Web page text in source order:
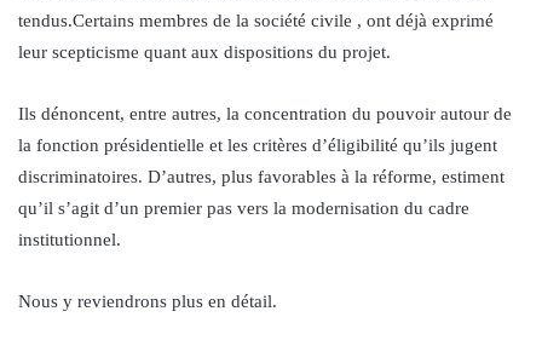
tendus.Certains membres de la société civile , ont déjà exprimé
leur scepticisme quant aux dispositions du projet.
Ils dénoncent, entre autres, la concentration du pouvoir autour de
la fonction présidentielle et les critères d’éligibilité qu’ils jugent
discriminatoires. D’autres, plus favorables à la réforme, estiment
qu’il s’agit d’un premier pas vers la modernisation du cadre
institutionnel.
Nous y reviendrons plus en détail.